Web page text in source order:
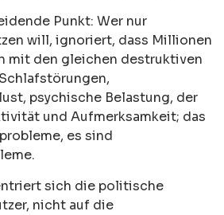
Punkt: Wer nur
will, ignoriert, dass Millionen
mit den gleichen destruktiven
psychische Belastung, der
und Aufmerksamkeit; das
es sind
sich die politische
nicht auf die